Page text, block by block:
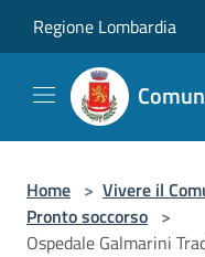
Regione Lombardia
Home > Vivere il
Pronto soccorso >
Ospedale Galmarini